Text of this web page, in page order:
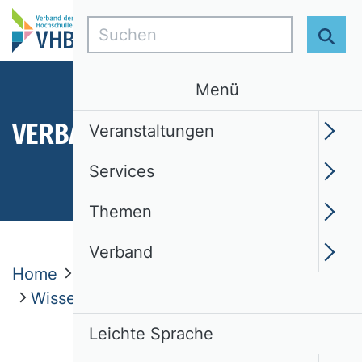
VERBAND
Home
Wissenschaftliche Kommissionen
Suchen
Menü
Veranstaltungen
Services
Themen
Verband
Leichte Sprache